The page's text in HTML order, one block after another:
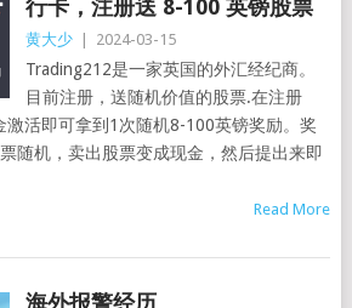
行卡，注册送 8-100 英镑股票
黄大少 2024-03-15
Trading212是一家英国的外汇经纪商。
目前注册，送随机价值的股票.在注册
激活即可拿到1次随机8-100英镑奖励。奖
随机，卖出股票变成现金，然后提出来即
Read More
海外报警经历